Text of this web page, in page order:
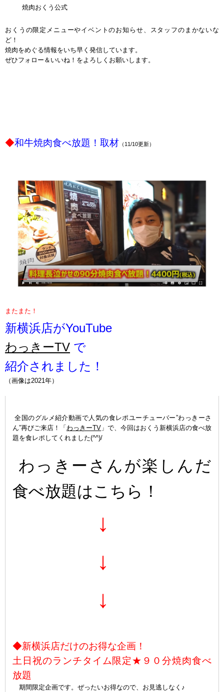
焼肉おくう公式
おくうの限定メニューやイベントのお知らせ、スタッフのまかないな
ど！
焼肉をめぐる情報をいち早く発信しています。
ぜひフォロー＆いいね！をよろしくお願いします。
◆和牛焼肉食べ放題！取材 （11/10更新）
またまた！
新横浜店がYouTube
わっきーTV で
紹介されました！
（画像は2021年）
全国のグルメ紹介動画で人気の食レポユーチューバー”わっきーさ
ん”再びご来店！「 わっきーTV 」で、今回はおくう新横浜店の食べ放
題を食レポしてくれました(^^)/
わっきーさんが楽しんだ
食べ放題はこちら！
↓
↓
↓
◆新横浜店だけのお得な企画！
土日祝のランチタイム限定★９０分焼肉食べ
放題
期間限定企画です。ぜったいお得なので、お見逃しなく♪